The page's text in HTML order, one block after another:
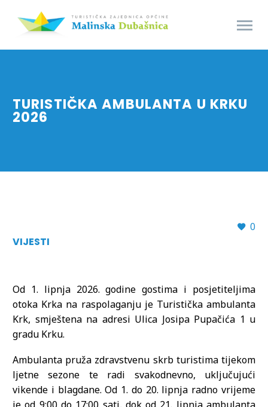
TURISTIČKA AMBULANTA U KRKU
2026
0
VIJESTI
Od 1. lipnja 2026. godine gostima i posjetiteljima
otoka Krka na raspolaganju je Turistička ambulanta
Krk, smještena na adresi Ulica Josipa Pupačića 1 u
gradu Krku.
Ambulanta pruža zdravstvenu skrb turistima tijekom
ljetne sezone te radi svakodnevno, uključujući
vikende i blagdane. Od 1. do 20. lipnja radno vrijeme
je od 9:00 do 17:00 sati, dok od 21. lipnja ambulanta